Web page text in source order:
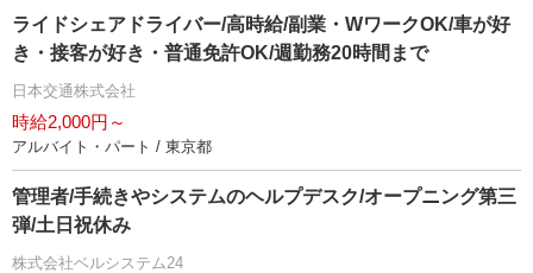
ライドシェアドライバー/高時給/副業・WワークOK/車が好
き・接客が好き・普通免許OK/週勤務20時間まで
日本交通株式会社
時給2,000円～
アルバイト・パート / 東京都
管理者/手続きやシステムのヘルプデスク/オープニング第三
弾/土日祝休み
株式会社ベルシステム24